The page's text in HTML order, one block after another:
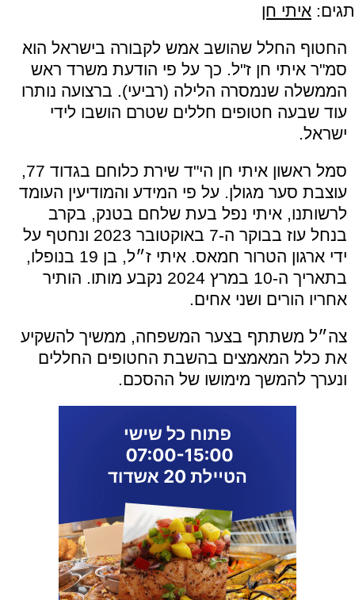
תגים: איתי חן
החטוף החלל שהושב אמש לקבורה בישראל הוא
סמ"ר איתי חן ז"ל. כך על פי הודעת משרד ראש
הממשלה שנמסרה הלילה (רביעי). ברצועה נותרו
עוד שבעה חטופים חללים שטרם הושבו לידי
ישראל.
סמל ראשון איתי חן הי"ד שירת כלוחם בגדוד 77,
עוצבת סער מגולן. על פי המידע והמודיעין העומד
לרשותנו, איתי נפל בעת שלחם בטנק, בקרב
בנחל עוז בבוקר ה-7 באוקטובר 2023 ונחטף על
ידי ארגון הטרור חמאס. איתי ז״ל, בן 19 בנופלו,
בתאריך ה-10 במרץ 2024 נקבע מותו. הותיר
אחריו הורים ושני אחים.
צה״ל משתתף בצער המשפחה, ממשיך להשקיע
את כלל המאמצים בהשבת החטופים החללים
ונערך להמשך מימושו של ההסכם.